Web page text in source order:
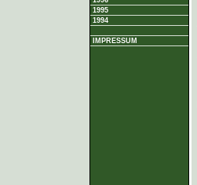
1995
1994
IMPRESSUM